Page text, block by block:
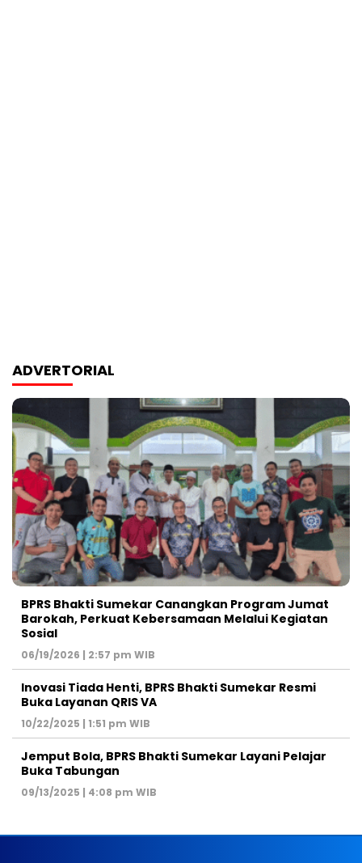
ADVERTORIAL
BPRS Bhakti Sumekar Canangkan Program Jumat
Barokah, Perkuat Kebersamaan Melalui Kegiatan
Sosial
06/19/2026 | 2:57 pm WIB
Inovasi Tiada Henti, BPRS Bhakti Sumekar Resmi
Buka Layanan QRIS VA
10/22/2025 | 1:51 pm WIB
Jemput Bola, BPRS Bhakti Sumekar Layani Pelajar
Buka Tabungan
09/13/2025 | 4:08 pm WIB